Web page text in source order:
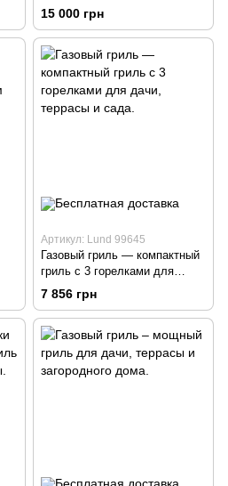
решеткой.
15 000 грн
Артикул: Lund 99645
Газовый гриль — компактный
гриль с 3 горелками для
дачи, террасы и сада.
7 856 грн